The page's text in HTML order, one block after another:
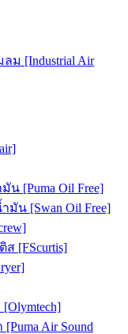
ม [Industrial Air
[Puma Oil Free]
น [Swan Oil Free]
[FScurtis]
Air Sound